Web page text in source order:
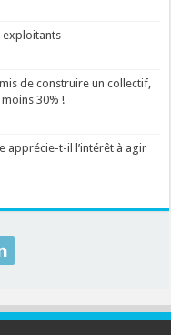
exploitants
de construire un collectif,
30% !
apprécie-t-il l’intérêt à agir